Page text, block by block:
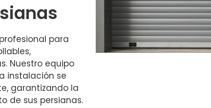
para
Nuestro equipo
instalación se
garantizando la
de sus persianas.